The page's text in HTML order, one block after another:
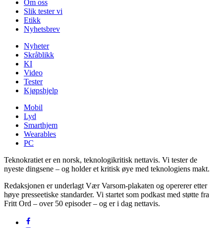
Om oss
Slik tester vi
Etikk
Nyhetsbrev
Nyheter
Skråblikk
KI
Video
Tester
Kjøpshjelp
Mobil
Lyd
Smarthjem
Wearables
PC
Teknokratiet er en norsk, teknologikritisk nettavis. Vi tester de
nyeste dingsene – og holder et kritisk øye med teknologiens makt.
Redaksjonen er underlagt Vær Varsom-plakaten og opererer etter
høye presseetiske standarder. Vi startet som podkast med støtte fra
Fritt Ord – over 50 episoder – og er i dag nettavis.